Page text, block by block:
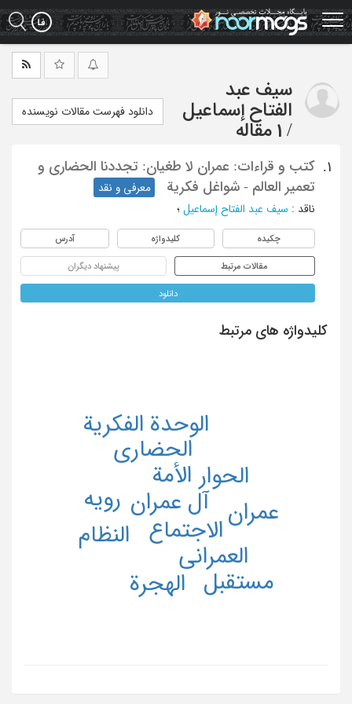
Skip
to
main
سیف عبد
الفتاح إسماعیل
/ 1 مقاله
دانلود فهرست مقالات نویسنده
1.
کتب و قراءات: عمران لا طغیان: تجددنا الحضاری و
تعمیر العالم - شواغل فکریة
معرفی و نقد
ناقد : سیف عبد الفتاح إسماعیل ؛
چکیده کلیدواژه آدرس
مقالات مرتبط پیشنهاد دیگران
دانلود
کلیدواژه های مرتبط
آل عمران
الأمة
الاجتماع
الحضاری
الحوار
العمرانی
النظام
الهجرة
الوحدة الفکریة
رویه
عمران
مستقبل